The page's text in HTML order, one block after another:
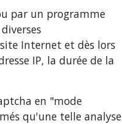
par un programme
Internet et dès lors
IP, la durée de la
en "mode
qu'une telle analyse